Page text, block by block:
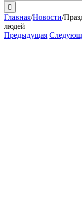
поиска:
Главная/Новости/
людей
Предыдущая